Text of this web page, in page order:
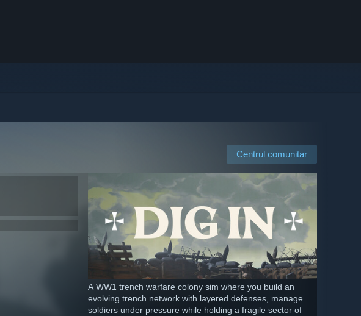
Centrul comunitar
A WW1 trench warfare colony sim where you build an
evolving trench network with layered defenses, manage
soldiers under pressure while holding a fragile sector of